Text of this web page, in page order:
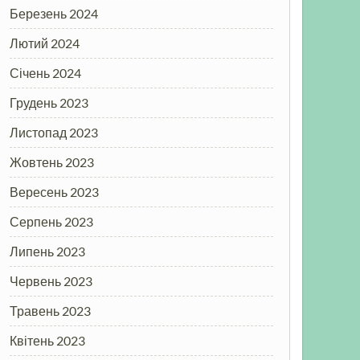
Березень 2024
Лютий 2024
Січень 2024
Грудень 2023
Листопад 2023
Жовтень 2023
Вересень 2023
Серпень 2023
Липень 2023
Червень 2023
Травень 2023
Квітень 2023